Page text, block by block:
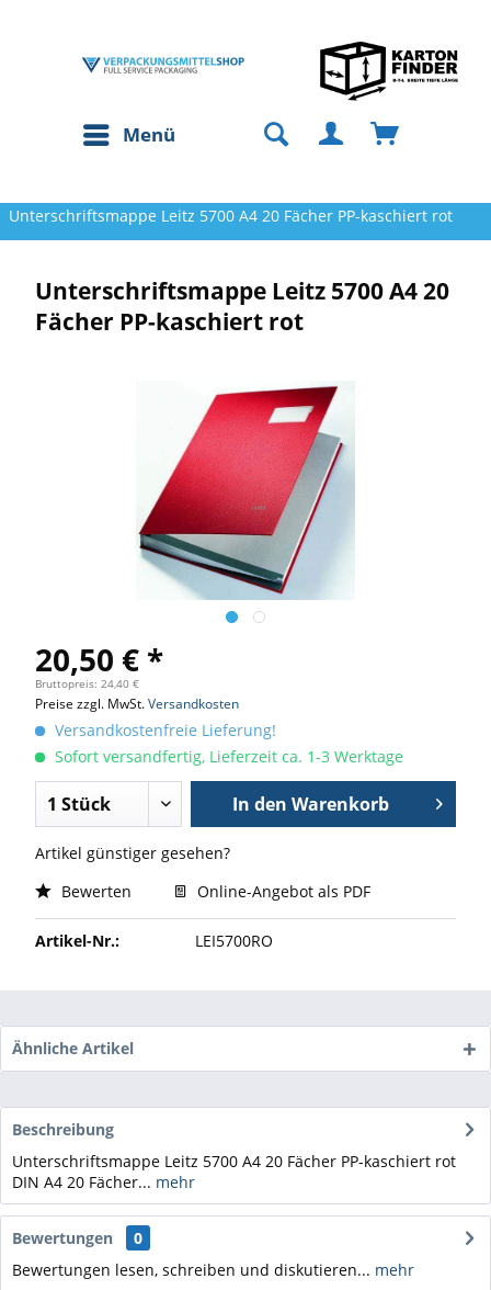
Menü
Unterschriftsmappe Leitz 5700 A4 20 Fächer PP-kaschiert rot
Unterschriftsmappe Leitz 5700 A4 20
Fächer PP-kaschiert rot
20,50 € *
Bruttopreis: 24,40 €
Preise zzgl. MwSt.Versandkosten
Versandkostenfreie Lieferung!
Sofort versandfertig, Lieferzeit ca. 1-3 Werktage
In den Warenkorb
Artikel günstiger gesehen?
Bewerten
Online-Angebot als PDF
Artikel-Nr.: LEI5700RO
Ähnliche Artikel
Beschreibung
Unterschriftsmappe Leitz 5700 A4 20 Fächer PP-kaschiert rot
DIN A4 20 Fächer... mehr
Bewertungen
0
Bewertungen lesen, schreiben und diskutieren... mehr